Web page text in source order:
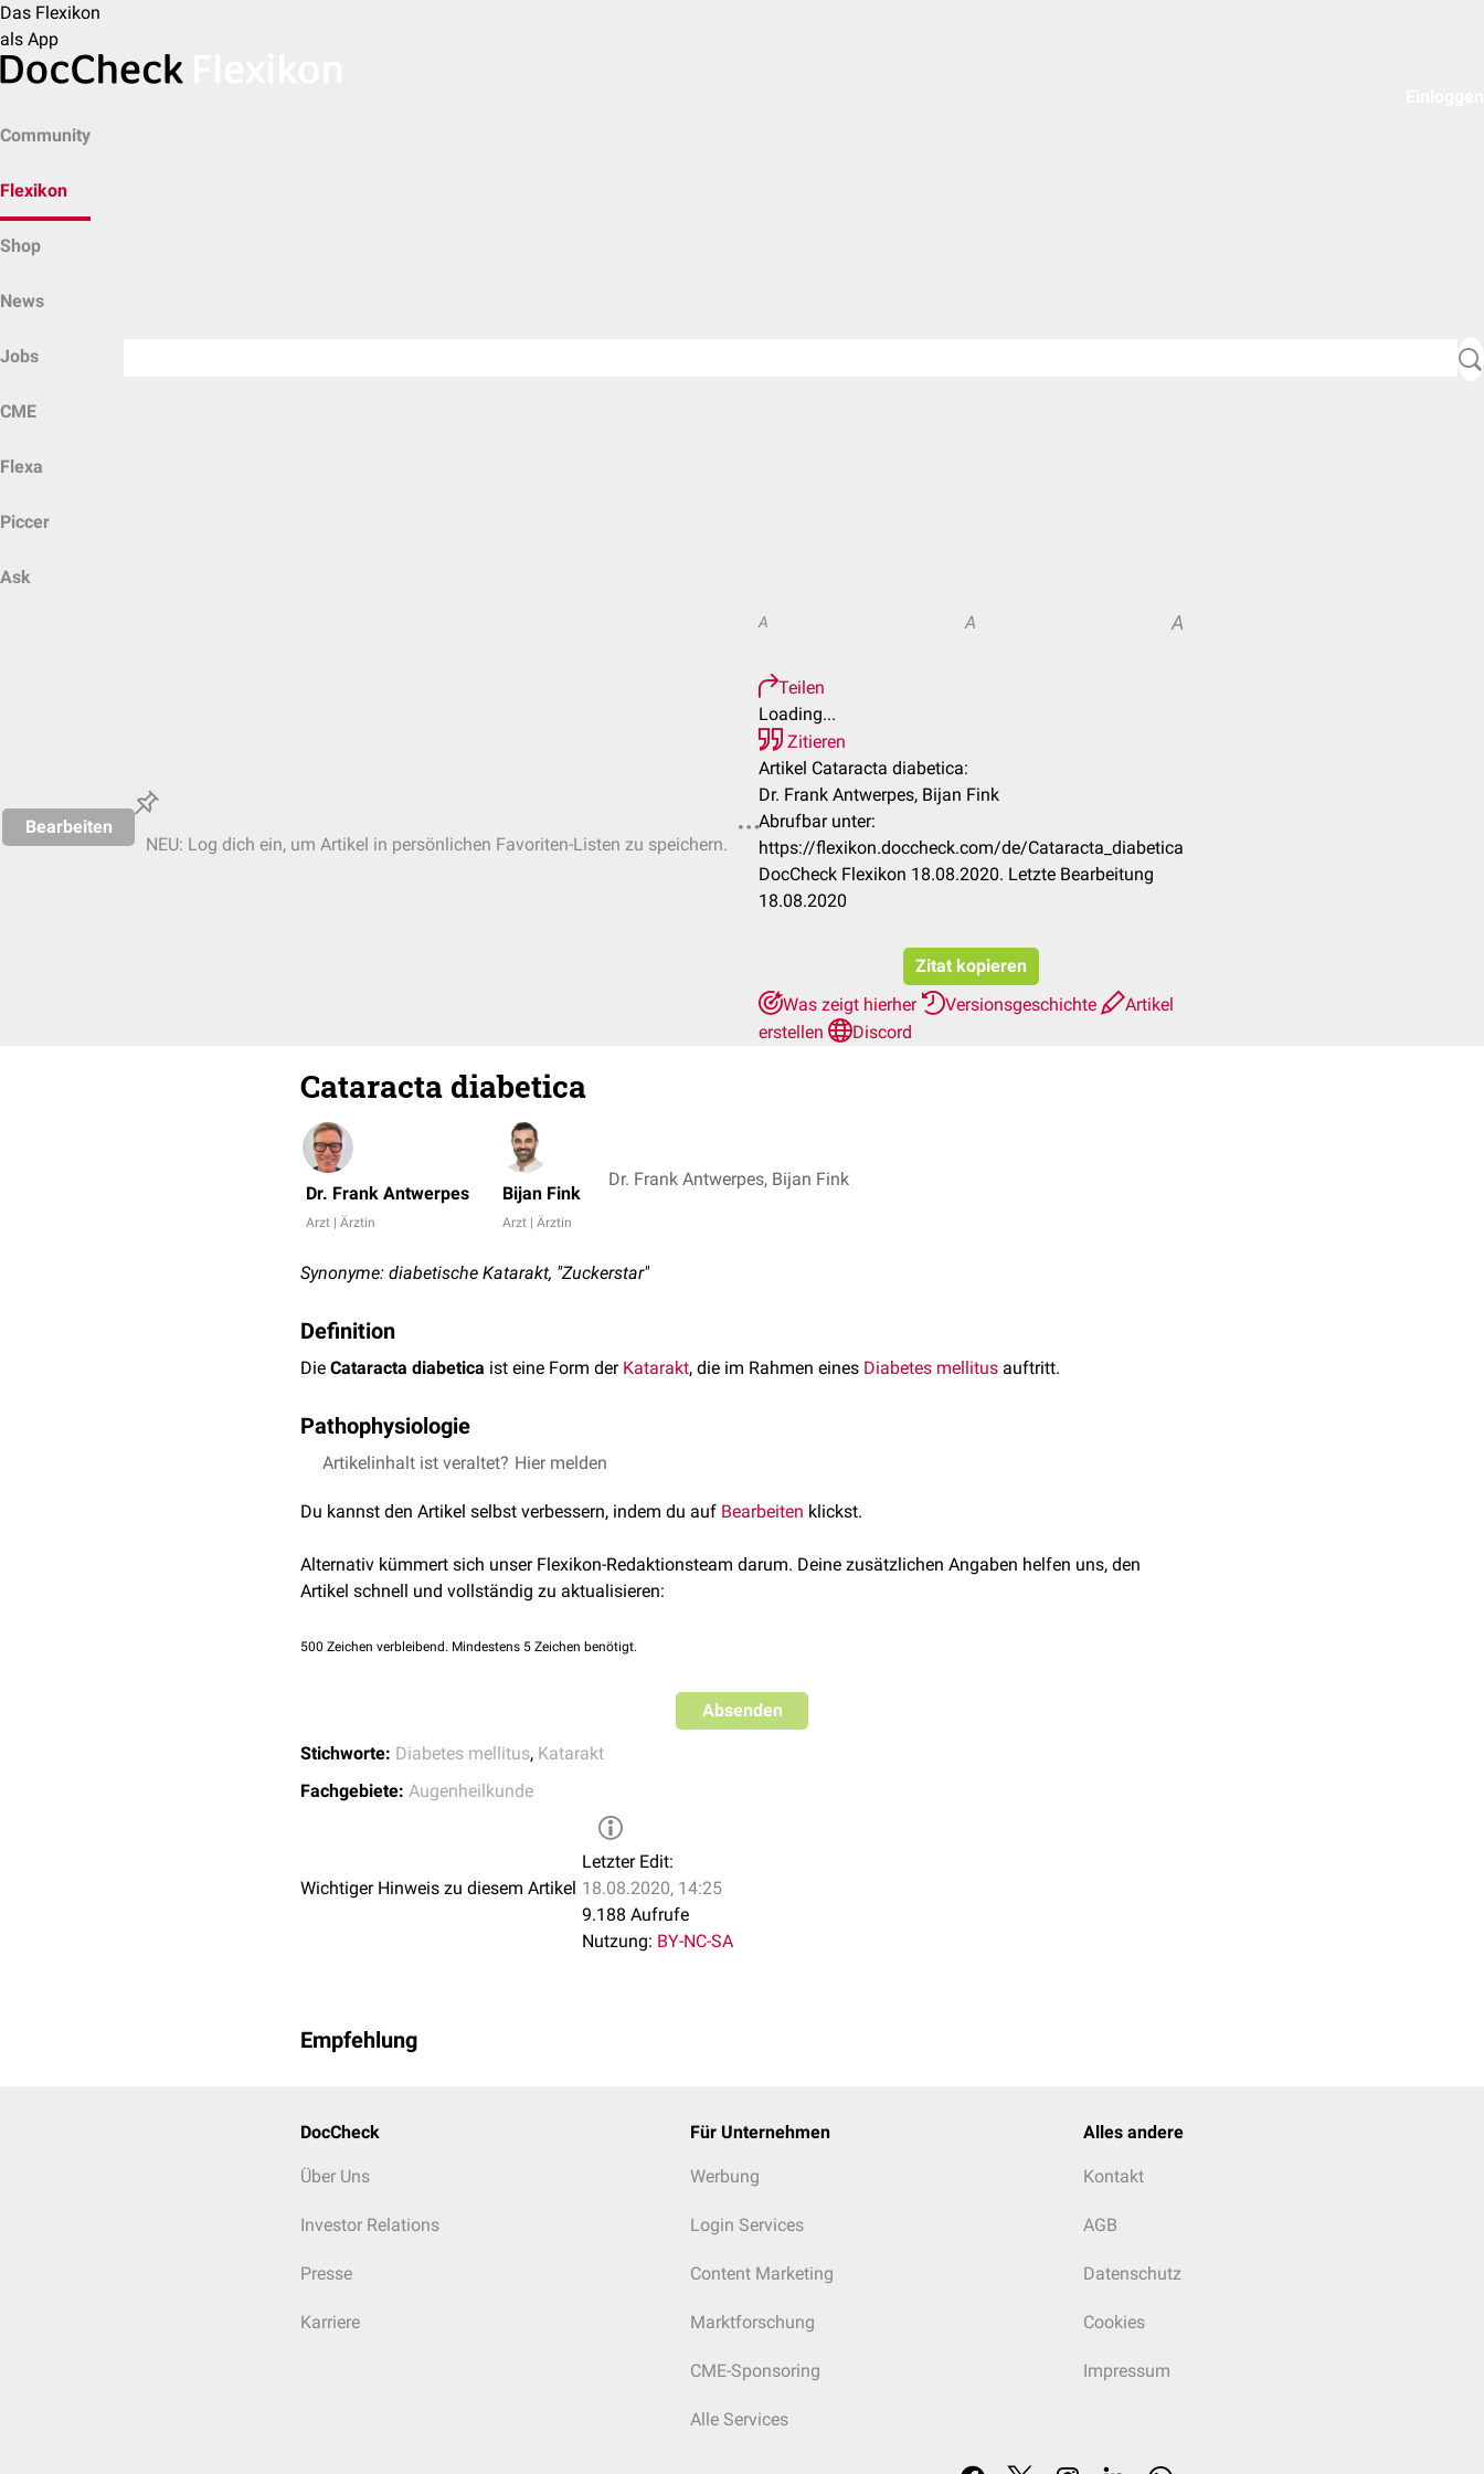
Das Flexikon
als App
Community
Flexikon
Shop
News
Jobs
CME
Flexa
Piccer
Ask
Bearbeiten
NEU: Log dich ein, um Artikel in persönlichen Favoriten-Listen zu speichern.
A A A
Teilen
Loading...
Zitieren
Artikel Cataracta diabetica:
Dr. Frank Antwerpes, Bijan Fink
Abrufbar unter:
https://flexikon.doccheck.com/de/Cataracta_diabetica
DocCheck Flexikon 18.08.2020. Letzte Bearbeitung
18.08.2020
Zitat kopieren
Was zeigt hierher
Versionsgeschichte
Artikel
erstellen
Discord
Cataracta diabetica
Dr. Frank Antwerpes
Arzt | Ärztin
Bijan Fink
Arzt | Ärztin
Dr. Frank Antwerpes, Bijan Fink
Synonyme: diabetische Katarakt, "Zuckerstar"
Definition
Die Cataracta diabetica ist eine Form der Katarakt, die im Rahmen eines Diabetes mellitus auftritt.
Pathophysiologie
Die Cataracta diabetica ist eine Folge des gestörten
Augenlinse. Dort wird die Glucose über denPolyol-Wegverstoffwechselt, was zu einer
Sorbit steigert denosmotischen Druckin der Zelle und löst einen Einstrom von Wasser undNatriumionen sowie
einenKaliumausstromaus. DieseElektrolytverschiebung
Artikelinhalt ist veraltet? Hier melden
Du kannst den Artikel selbst verbessern, indem du auf Bearbeiten klickst.
Alternativ kümmert sich unser Flexikon-Redaktionsteam darum. Deine zusätzlichen Angaben helfen uns, den
Artikel schnell und vollständig zu aktualisieren:
500 Zeichen verbleibend. Mindestens 5 Zeichen benötigt.
Absenden
Stichworte: Diabetes mellitus, Katarakt
Fachgebiete: Augenheilkunde
Wichtiger Hinweis zu diesem Artikel
Letzter Edit:
18.08.2020, 14:25
9.188 Aufrufe
Nutzung: BY-NC-SA
Empfehlung
DocCheck
Über Uns
Investor Relations
Presse
Karriere
Für Unternehmen
Werbung
Login Services
Content Marketing
Marktforschung
CME-Sponsoring
Alle Services
Alles andere
Kontakt
AGB
Datenschutz
Cookies
Impressum